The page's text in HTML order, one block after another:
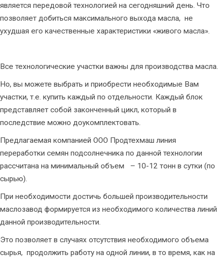
является передовой технологией на сегодняшний день. Что
позволяет добиться максимального выхода масла, не
ухудшая его качественные характеристики «живого масла».
Все технологические участки важны для производства масла.
Но, вы можете выбрать и приобрести необходимые Вам
участки, т.е. купить каждый по отдельности. Каждый блок
представляет собой законченный цикл, который в
последствие можно доукомплектовать.
Предлагаемая компанией ООО Продтехмаш линия
переработки семян подсолнечника по данной технологии
рассчитана на минимальный объем – 10-12 тонн в сутки (по
сырью).
При необходимости достичь большей производительности
маслозавод формируется из необходимого количества линий
данной производительности.
Это позволяет в случаях отсутствия необходимого объема
сырья, продолжить работу на одной линии, в то время, как на